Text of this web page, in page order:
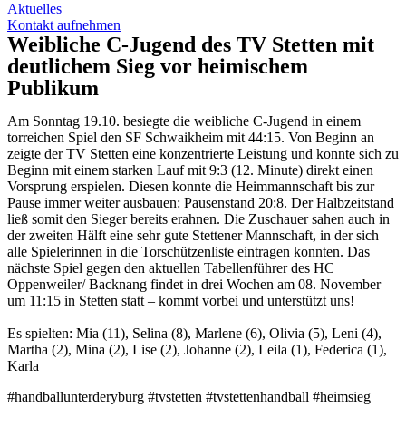
Aktuelles
Kontakt aufnehmen
Weibliche C-Jugend des TV Stetten mit
deutlichem Sieg vor heimischem
Publikum
Am Sonntag 19.10. besiegte die weibliche C-Jugend in einem
torreichen Spiel den SF Schwaikheim mit 44:15. Von Beginn an
zeigte der TV Stetten eine konzentrierte Leistung und konnte sich zu
Beginn mit einem starken Lauf mit 9:3 (12. Minute) direkt einen
Vorsprung erspielen. Diesen konnte die Heimmannschaft bis zur
Pause immer weiter ausbauen: Pausenstand 20:8. Der Halbzeitstand
ließ somit den Sieger bereits erahnen. Die Zuschauer sahen auch in
der zweiten Hälft eine sehr gute Stettener Mannschaft, in der sich
alle Spielerinnen in die Torschützenliste eintragen konnten. Das
nächste Spiel gegen den aktuellen Tabellenführer des HC
Oppenweiler/ Backnang findet in drei Wochen am 08. November
um 11:15 in Stetten statt – kommt vorbei und unterstützt uns!
Es spielten: Mia (11), Selina (8), Marlene (6), Olivia (5), Leni (4),
Martha (2), Mina (2), Lise (2), Johanne (2), Leila (1), Federica (1),
Karla
#handballunterderyburg #tvstetten #tvstettenhandball #heimsieg